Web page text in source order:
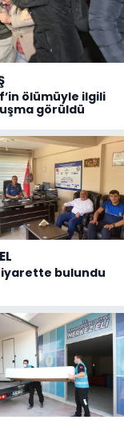
ölümüyle ilgili
görüldü
bulundu